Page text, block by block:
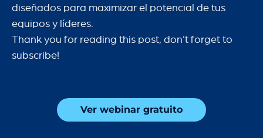
diseñados para maximizar el potencial de tus
equipos y líderes.
Thank you for reading this post, don't forget to
subscribe!
Ver webinar gratuito